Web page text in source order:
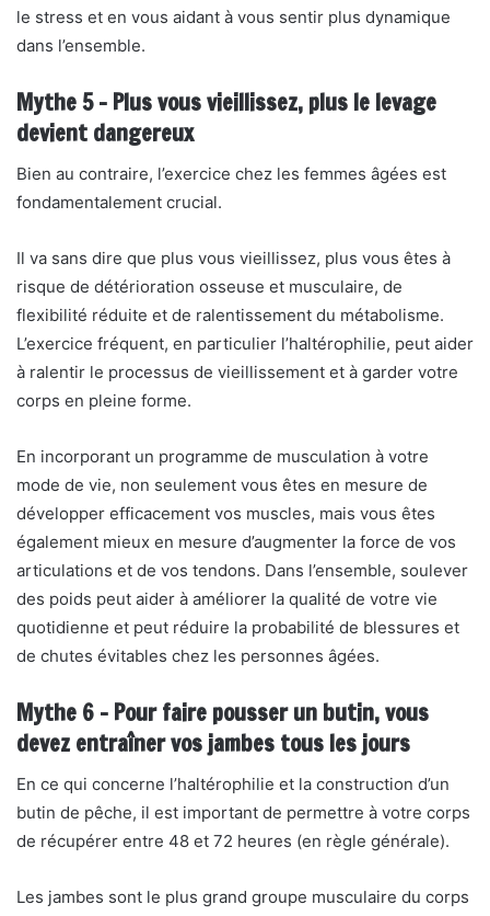
le stress et en vous aidant à vous sentir plus dynamique
dans l’ensemble.
Mythe 5 – Plus vous vieillissez, plus le levage
devient dangereux
Bien au contraire, l’exercice chez les femmes âgées est
fondamentalement crucial.
Il va sans dire que plus vous vieillissez, plus vous êtes à
risque de détérioration osseuse et musculaire, de
flexibilité réduite et de ralentissement du métabolisme.
L’exercice fréquent, en particulier l’haltérophilie, peut aider
à ralentir le processus de vieillissement et à garder votre
corps en pleine forme.
En incorporant un programme de musculation à votre
mode de vie, non seulement vous êtes en mesure de
développer efficacement vos muscles, mais vous êtes
également mieux en mesure d’augmenter la force de vos
articulations et de vos tendons. Dans l’ensemble, soulever
des poids peut aider à améliorer la qualité de votre vie
quotidienne et peut réduire la probabilité de blessures et
de chutes évitables chez les personnes âgées.
Mythe 6 – Pour faire pousser un butin, vous
devez entraîner vos jambes tous les jours
En ce qui concerne l’haltérophilie et la construction d’un
butin de pêche, il est important de permettre à votre corps
de récupérer entre 48 et 72 heures (en règle générale).
Les jambes sont le plus grand groupe musculaire du corps